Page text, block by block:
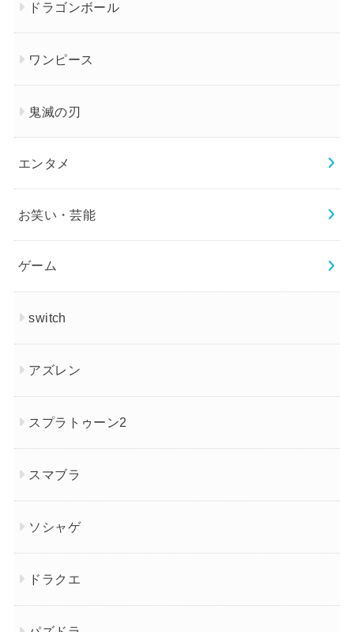
ドラゴンボール
ワンピース
鬼滅の刃
エンタメ
お笑い・芸能
ゲーム
switch
アズレン
スプラトゥーン2
スマブラ
ソシャゲ
ドラクエ